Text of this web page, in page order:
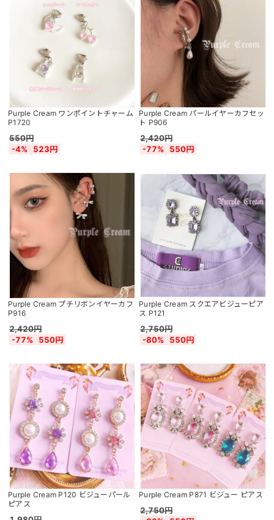
Purple Cream ワンポイントチャーム
P1720
550円
-4%
523円
Purple Cream パールイヤーカフセッ
ト P906
2,420円
-77%
550円
Purple Cream プチリボンイヤーカフ
P916
2,420円
-77%
550円
Purple Cream スクエアビジューピア
ス P121
2,750円
-80%
550円
Purple Cream P120 ビジューパール
ピアス
Purple Cream P871 ビジュー ピアス
2,750円